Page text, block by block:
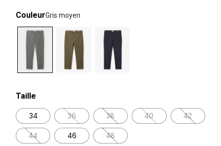
CouleurGris moyen
Taille
34 36 38 40 42
44 46 48